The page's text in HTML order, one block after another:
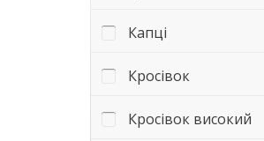
Капці
Кросівок
Кросівок високий